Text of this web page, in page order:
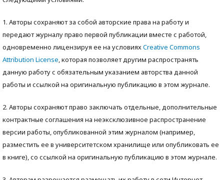
1. Авторы сохраняют за собой авторские права на работу и
передают журналу право первой публикации вместе с работой,
одновременно лицензируя ее на условияхCreative Commons
Attribution License, которая позволяет другим распространять
данную работу с обязательным указанием авторства данной
работы и ссылкой на оригинальную публикацию в этом журнале.
2. Авторы сохраняют право заключать отдельные, дополнительные
контрактные соглашения на неэксклюзивное распространение
версии работы, опубликованной этим журналом (например,
разместить ее в университетском хранилище или опубликовать ее
в книге), со ссылкой на оригинальную публикацию в этом журнале.